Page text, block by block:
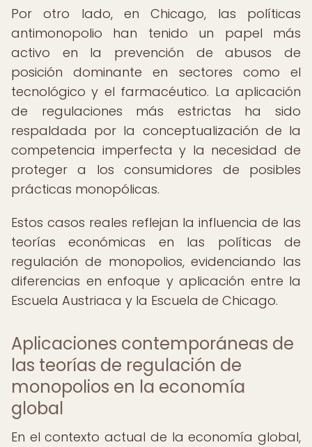
Por otro lado, en Chicago, las políticas
antimonopolio han tenido un papel más
activo en la prevención de abusos de
posición dominante en sectores como el
tecnológico y el farmacéutico. La aplicación
de regulaciones más estrictas ha sido
respaldada por la conceptualización de la
competencia imperfecta y la necesidad de
proteger a los consumidores de posibles
prácticas monopólicas.
Estos casos reales reflejan la influencia de las
teorías económicas en las políticas de
regulación de monopolios, evidenciando las
diferencias en enfoque y aplicación entre la
Escuela Austriaca y la Escuela de Chicago.
Aplicaciones contemporáneas de
las teorías de regulación de
monopolios en la economía
global
En el contexto actual de la economía global,